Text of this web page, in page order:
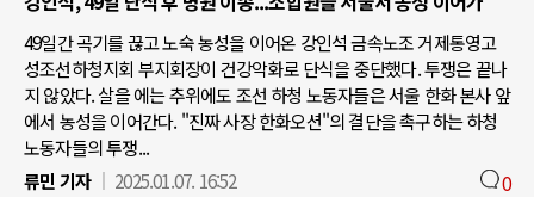
49일간 곡기를 끊고 노숙 농성을 이어온 강인석 금속노조 거제통영고
성조선하청지회 부지회장이 건강악화로 단식을 중단했다. 투쟁은 끝나
지 않았다. 살을 에는 추위에도 조선 하청 노동자들은 서울 한화 본사 앞
에서 농성을 이어간다. "진짜 사장 한화오션"의 결단을 촉구하는 하청
노동자들의 투쟁...
류민 기자
2025.01.07. 16:52 0